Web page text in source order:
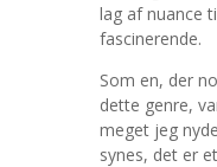
lag af nuance
fascinerende.
Som en, der
dette genre,
meget jeg
synes, det er